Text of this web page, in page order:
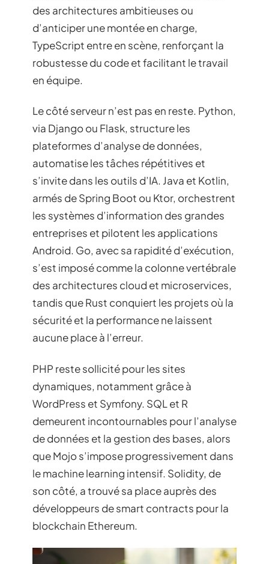
des architectures ambitieuses ou
d’anticiper une montée en charge,
TypeScript entre en scène, renforçant la
robustesse du code et facilitant le travail
en équipe.
Le côté serveur n’est pas en reste. Python,
via Django ou Flask, structure les
plateformes d’analyse de données,
automatise les tâches répétitives et
s’invite dans les outils d’IA. Java et Kotlin,
armés de Spring Boot ou Ktor, orchestrent
les systèmes d’information des grandes
entreprises et pilotent les applications
Android. Go, avec sa rapidité d’exécution,
s’est imposé comme la colonne vertébrale
des architectures cloud et microservices,
tandis que Rust conquiert les projets où la
sécurité et la performance ne laissent
aucune place à l’erreur.
PHP reste sollicité pour les sites
dynamiques, notamment grâce à
WordPress et Symfony. SQL et R
demeurent incontournables pour l’analyse
de données et la gestion des bases, alors
que Mojo s’impose progressivement dans
le machine learning intensif. Solidity, de
son côté, a trouvé sa place auprès des
développeurs de smart contracts pour la
blockchain Ethereum.